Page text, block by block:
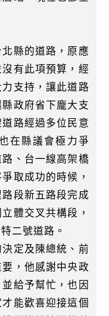
縣的道路，原應
有此項預算，經
支持，讓此道路
政府省下龐大支
路經過多位民意
在縣議會極力爭
、台一線高架橋
取成功的時候，
段新五路段完成
體交叉共構段，
二號道路。
定及陳總統、前
，他感謝中央政
給予幫忙，也因
能歡喜迎接這個